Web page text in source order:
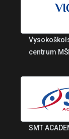
centrum
SMT